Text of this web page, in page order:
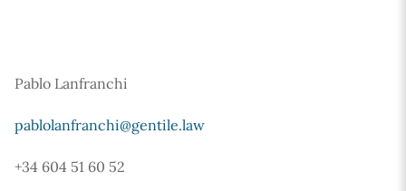
Pablo Lanfranchi
pablolanfranchi@gentile.law
+34 604 51 60 52